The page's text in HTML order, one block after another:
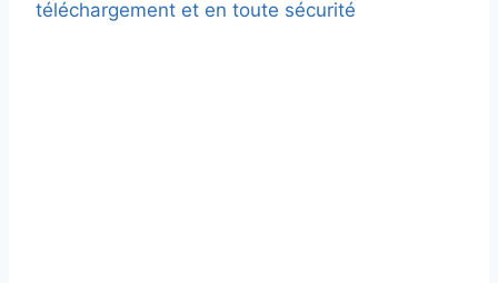
téléchargement et en toute sécurité